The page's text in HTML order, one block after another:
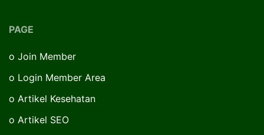
PAGE
o Join Member
o Login Member Area
o Artikel Kesehatan
o Artikel SEO